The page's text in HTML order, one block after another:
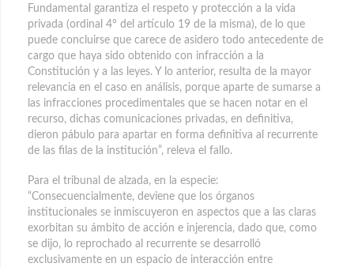
Fundamental garantiza el respeto y protección a la vida
privada (ordinal 4° del artículo 19 de la misma), de lo que
puede concluirse que carece de asidero todo antecedente de
cargo que haya sido obtenido con infracción a la
Constitución y a las leyes. Y lo anterior, resulta de la mayor
relevancia en el caso en análisis, porque aparte de sumarse a
las infracciones procedimentales que se hacen notar en el
recurso, dichas comunicaciones privadas, en definitiva,
dieron pábulo para apartar en forma definitiva al recurrente
de las filas de la institución”, releva el fallo.
Para el tribunal de alzada, en la especie:
“Consecuencialmente, deviene que los órganos
institucionales se inmiscuyeron en aspectos que a las claras
exorbitan su ámbito de acción e injerencia, dado que, como
se dijo, lo reprochado al recurrente se desarrolló
exclusivamente en un espacio de interacción entre